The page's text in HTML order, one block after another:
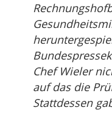
Chef Wieler
auf das die
Stattdessen